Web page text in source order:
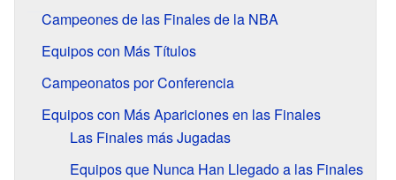
Campeones de las Finales de la NBA
Equipos con Más Títulos
Campeonatos por Conferencia
Equipos con Más Apariciones en las Finales
Las Finales más Jugadas
Equipos que Nunca Han Llegado a las Finales